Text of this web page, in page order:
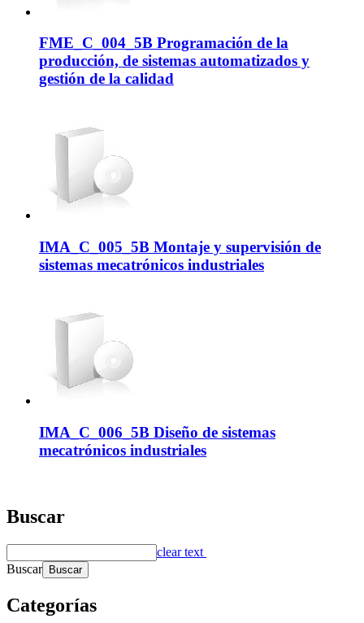
FME_C_004_5B Programación de la
producción, de sistemas automatizados y
gestión de la calidad
IMA_C_005_5B Montaje y supervisión de
sistemas mecatrónicos industriales
IMA_C_006_5B Diseño de sistemas
mecatrónicos industriales
Buscar
clear text
Buscar
Categorías